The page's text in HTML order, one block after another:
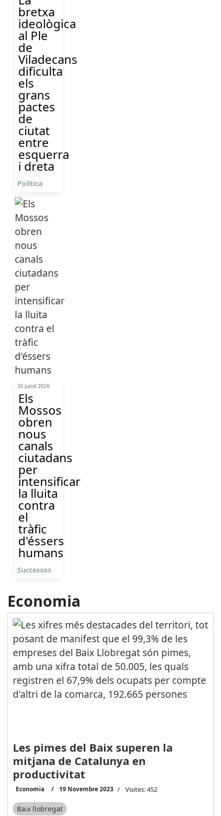
bretxa
ideològica
al Ple
de
Viladecans
dificulta
els
grans
pactes
de
ciutat
entre
esquerra
i dreta
Política
30 Juliol 2026
Els
Mossos
obren
nous
canals
ciutadans
per
intensificar
la lluita
contra
el
tràfic
d'éssers
humans
Successos
Economia
Les pimes del Baix superen la
mitjana de Catalunya en
productivitat
Economia 19 Novembre 2023 Visites: 452
Baix llobregat